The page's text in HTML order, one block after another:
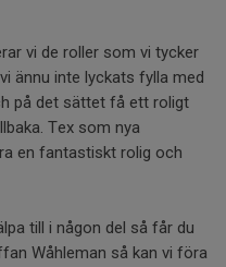
vi de roller som vi tycker
ännu inte lyckats fylla med
på det sättet få ett roligt
Tex som nya
en fantastiskt rolig och
till i någon del så får du
Wåhleman så kan vi föra